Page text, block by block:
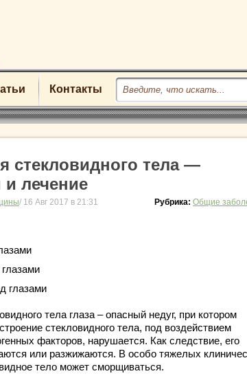
Контакты
стекловидного тела —
лечение
/ 16 Авг 2017 в 21:31 Рубрика: Общие
глазами
тела глаза – опасный недуг, при котором
стекловидного тела, под воздействием
факторов, нарушается. Как следствие, его
или разжижаются. В особо тяжелых
тело может сморщиваться.